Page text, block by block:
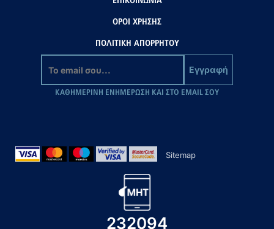
ΟΡΟΙ ΧΡΗΣΗΣ
ΠΟΛΙΤΙΚΗ ΑΠΟΡΡΗΤΟΥ
Εγγραφή
ΚΑΘΗΜΕΡΙΝΗ ΕΝΗΜΕΡΩΣΗ ΚΑΙ ΣΤΟ EMAIL ΣΟΥ
Sitemap
232094